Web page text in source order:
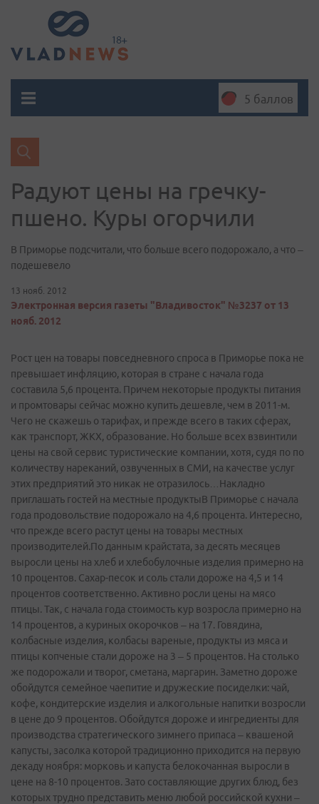
5 баллов
Радуют цены на гречку-
пшено. Куры огорчили
В Приморье подсчитали, что больше всего подорожало, а что –
подешевело
13 нояб. 2012
Электронная версия газеты "Владивосток" №3237 от 13
нояб. 2012
Рост цен на товары повседневного спроса в Приморье пока не
превышает инфляцию, которая в стране с начала года
составила 5,6 процента. Причем некоторые продукты питания
и промтовары сейчас можно купить дешевле, чем в 2011-м.
Чего не скажешь о тарифах, и прежде всего в таких сферах,
как транспорт, ЖКХ, образование. Но больше всех взвинтили
цены на свой сервис туристические компании, хотя, судя по по
количеству нареканий, озвученных в СМИ, на качестве услуг
этих предприятий это никак не отразилось…Накладно
приглашать гостей на местные продуктыВ Приморье с начала
года продовольствие подорожало на 4,6 процента. Интересно,
что прежде всего растут цены на товары местных
производителей.По данным крайстата, за десять месяцев
выросли цены на хлеб и хлебобулочные изделия примерно на
10 процентов. Сахар-песок и соль стали дороже на 4,5 и 14
процентов соответственно. Активно росли цены на мясо
птицы. Так, с начала года стоимость кур возросла примерно на
14 процентов, а куриных окорочков – на 17. Говядина,
колбасные изделия, колбасы вареные, продукты из мяса и
птицы копченые стали дороже на 3 – 5 процентов. На столько
же подорожали и творог, сметана, маргарин. Заметно дороже
обойдутся семейное чаепитие и дружеские посиделки: чай,
кофе, кондитерские изделия и алкогольные напитки возросли
в цене до 9 процентов. Обойдутся дороже и ингредиенты для
производства стратегического зимнего припаса – квашеной
капусты, засолка которой традиционно приходится на первую
декаду ноября: морковь и капуста белокочанная выросли в
цене на 8-10 процентов. Зато составляющие других блюд, без
которых трудно представить меню любой российской кухни –